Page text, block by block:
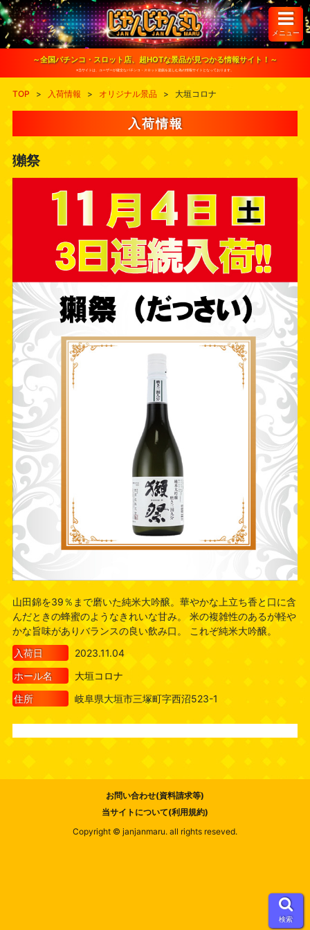
S
k
i
o
メニュー
～全国パチンコ・スロット店、超HOTな景品が見つかる情報サイト！～
※当サイトは、ユーザーが健全なパチンコ・スロット遊戯を楽しむ為の情報サイトとなっております。
TOP > 入荷情報 > オリジナル景品 > 大垣コロナ
入荷情報
獺祭
山田錦を39％まで磨いた純米大吟醸。華やかな上立ち香と口に含
んだときの蜂蜜のようなきれいな甘み。 米の複雑性のあるが軽や
かな旨味がありバランスの良い飲み口。 これぞ純米大吟醸。
入荷日
2023.11.04
ホール名
大垣コロナ
住所
岐阜県大垣市三塚町字西沼523-1
お問い合わせ(資料請求等)
当サイトについて(利用規約)
Copyright © janjanmaru. all rights reseved.
検索